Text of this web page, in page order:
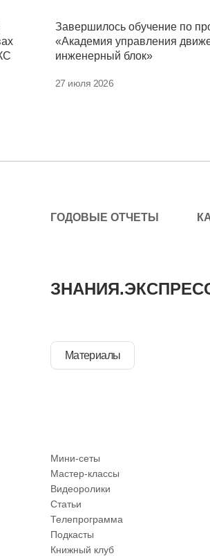
Завершилось обучение по
«Академия управления
инженерный блок»
27 июля 2026
ГОДОВЫЕ ОТЧЕТЫ
Материалы
Мини-сеты
Мастер-классы
Видеоролики
Статьи
Телепрограмма
Подкасты
Книжный клуб